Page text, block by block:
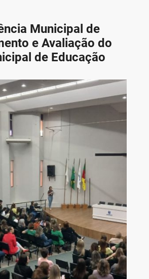
Municipal de
e Avaliação do
de Educação